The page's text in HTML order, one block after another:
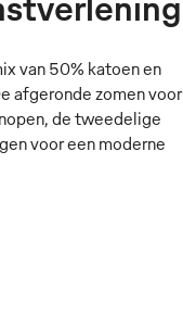
van 50% katoen en
afgeronde zomen voor
de tweedelige
voor een moderne